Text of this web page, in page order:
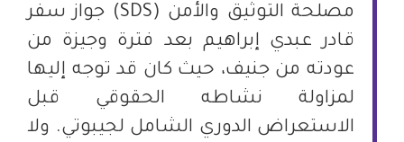
مصلحة التوثيق والأمن (SDS) جواز سفر
قادر عبدي إبراهيم بعد فترة وجيزة من
عودته من جنيف، حيث كان قد توجه إليها
لمزاولة نشاطه الحقوقي قبل
الاستعراض الدوري الشامل لجيبوتي. ولا